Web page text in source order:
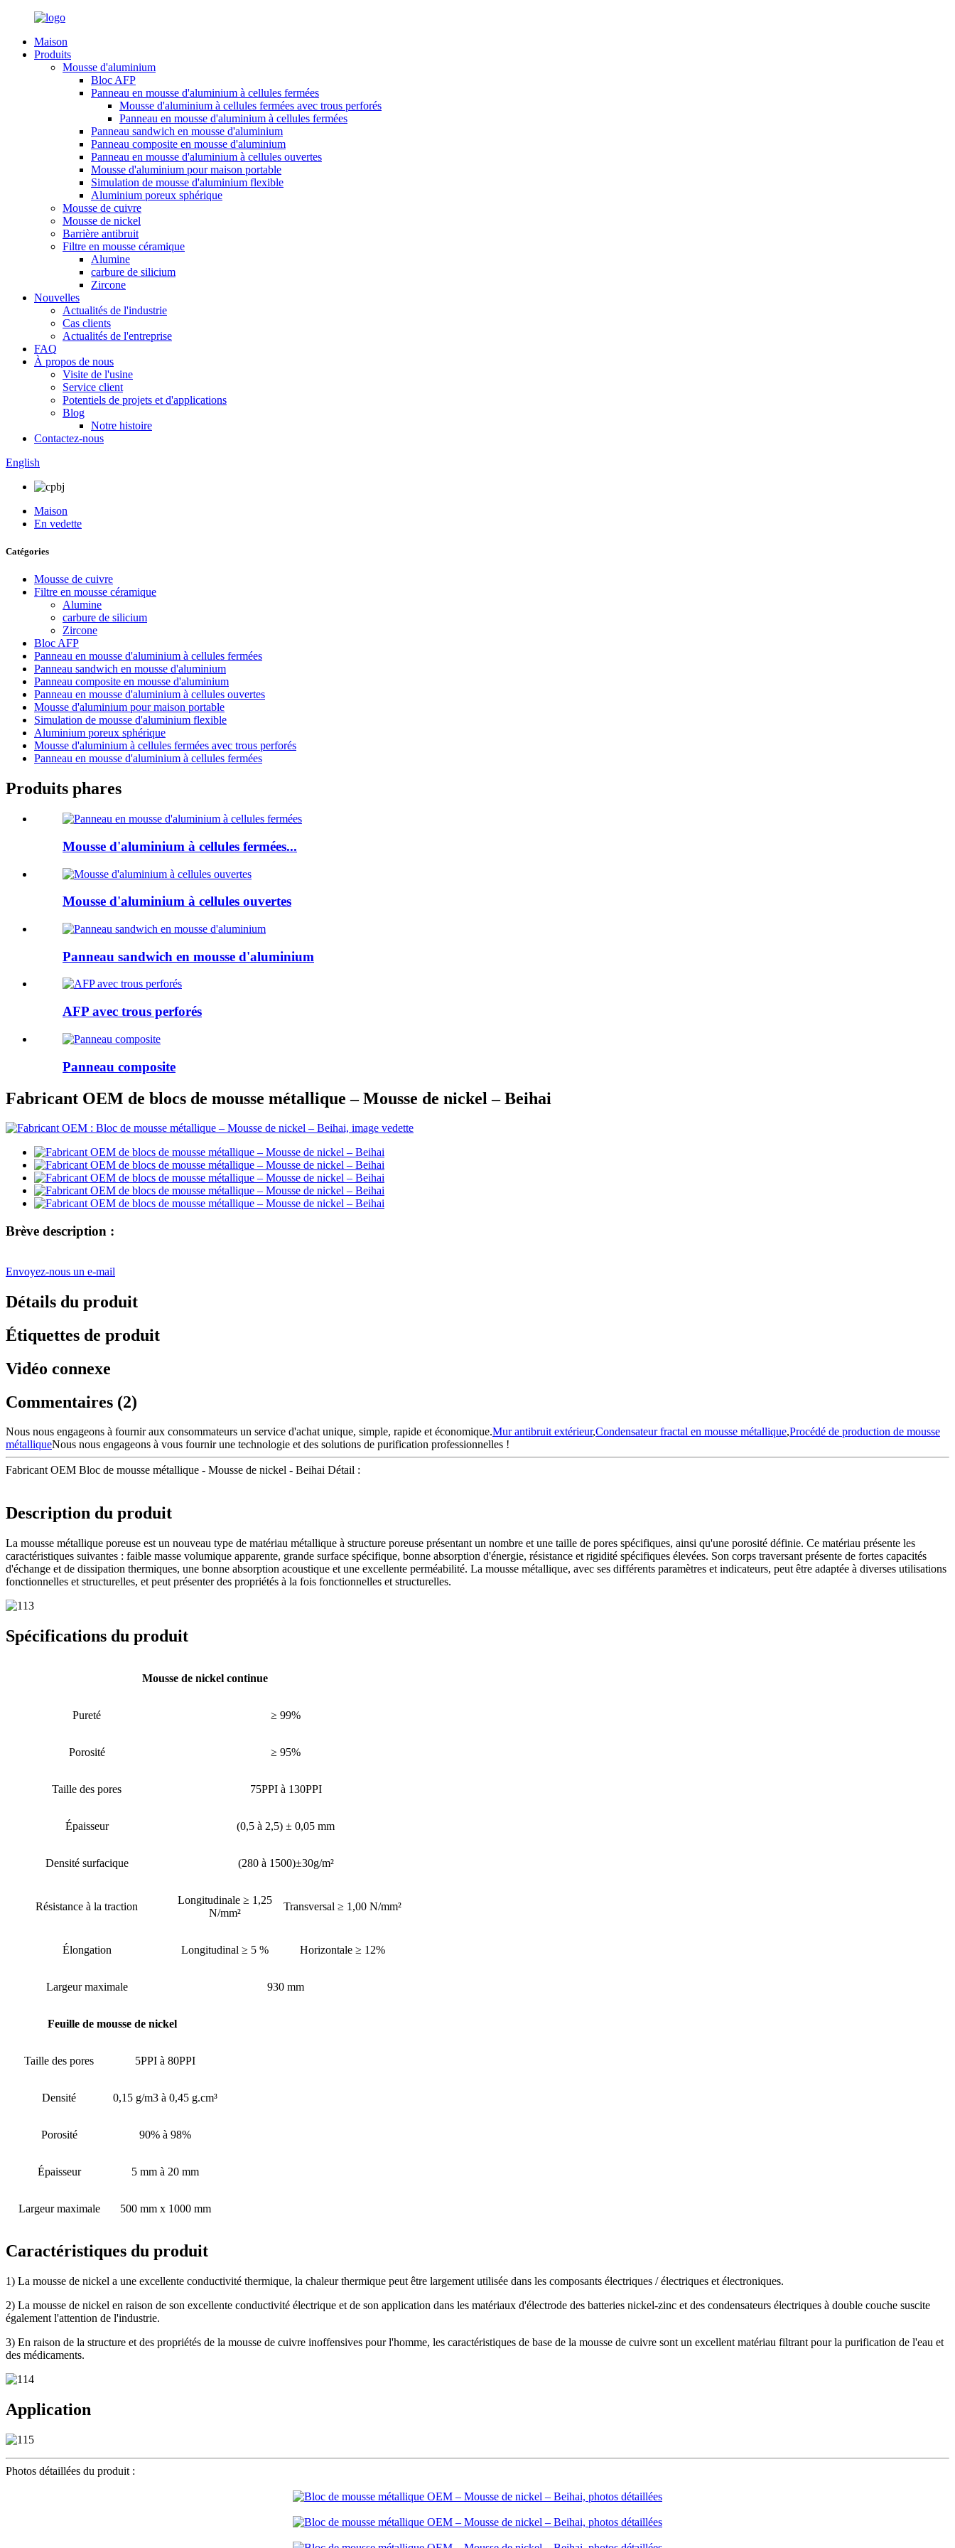
Maison
Produits
Mousse d'aluminium
Bloc AFP
Panneau en mousse d'aluminium à cellules fermées
Mousse d'aluminium à cellules fermées avec trous perforés
Panneau en mousse d'aluminium à cellules fermées
Panneau sandwich en mousse d'aluminium
Panneau composite en mousse d'aluminium
Panneau en mousse d'aluminium à cellules ouvertes
Mousse d'aluminium pour maison portable
Simulation de mousse d'aluminium flexible
Aluminium poreux sphérique
Mousse de cuivre
Mousse de nickel
Barrière antibruit
Filtre en mousse céramique
Alumine
carbure de silicium
Zircone
Nouvelles
Actualités de l'industrie
Cas clients
Actualités de l'entreprise
FAQ
À propos de nous
Visite de l'usine
Service client
Potentiels de projets et d'applications
Blog
Notre histoire
Contactez-nous
English
Maison
En vedette
Catégories
Mousse de cuivre
Filtre en mousse céramique
Alumine
carbure de silicium
Zircone
Bloc AFP
Panneau en mousse d'aluminium à cellules fermées
Panneau sandwich en mousse d'aluminium
Panneau composite en mousse d'aluminium
Panneau en mousse d'aluminium à cellules ouvertes
Mousse d'aluminium pour maison portable
Simulation de mousse d'aluminium flexible
Aluminium poreux sphérique
Mousse d'aluminium à cellules fermées avec trous perforés
Panneau en mousse d'aluminium à cellules fermées
Produits phares
Mousse d'aluminium à cellules fermées...
Mousse d'aluminium à cellules ouvertes
Panneau sandwich en mousse d'aluminium
AFP avec trous perforés
Panneau composite
Fabricant OEM de blocs de mousse métallique – Mousse de nickel – Beihai
Brève description :
Envoyez-nous un e-mail
Détails du produit
Étiquettes de produit
Vidéo connexe
Commentaires (2)
Nous nous engageons à fournir aux consommateurs un service d'achat unique, simple, rapide et économique.Mur antibruit extérieur,Condensateur fractal en mousse métallique,Procédé de production de mousse
métalliqueNous nous engageons à vous fournir une technologie et des solutions de purification professionnelles !
Fabricant OEM Bloc de mousse métallique - Mousse de nickel - Beihai Détail :
Description du produit
La mousse métallique poreuse est un nouveau type de matériau métallique à structure poreuse présentant un nombre et une taille de pores spécifiques, ainsi qu'une porosité définie. Ce matériau présente les
caractéristiques suivantes : faible masse volumique apparente, grande surface spécifique, bonne absorption d'énergie, résistance et rigidité spécifiques élevées. Son corps traversant présente de fortes capacités
d'échange et de dissipation thermiques, une bonne absorption acoustique et une excellente perméabilité. La mousse métallique, avec ses différents paramètres et indicateurs, peut être adaptée à diverses utilisations
fonctionnelles et structurelles, et peut présenter des propriétés à la fois fonctionnelles et structurelles.
Spécifications du produit
Mousse de nickel continue
Pureté ≥ 99%
Porosité ≥ 95%
Taille des pores 75PPI à 130PPI
Épaisseur (0,5 à 2,5) ± 0,05 mm
Densité surfacique (280 à 1500)±30g/m²
Résistance à la traction
Longitudinale ≥ 1,25
N/mm²
Transversal ≥ 1,00 N/mm²
Élongation Longitudinal ≥ 5 % Horizontale ≥ 12%
Largeur maximale 930 mm
Feuille de mousse de nickel
Taille des pores 5PPI à 80PPI
Densité 0,15 g/m3 à 0,45 g.cm³
Porosité 90% à 98%
Épaisseur 5 mm à 20 mm
Largeur maximale 500 mm x 1000 mm
Caractéristiques du produit
1) La mousse de nickel a une excellente conductivité thermique, la chaleur thermique peut être largement utilisée dans les composants électriques / électriques et électroniques.
2) La mousse de nickel en raison de son excellente conductivité électrique et de son application dans les matériaux d'électrode des batteries nickel-zinc et des condensateurs électriques à double couche suscite
également l'attention de l'industrie.
3) En raison de la structure et des propriétés de la mousse de cuivre inoffensives pour l'homme, les caractéristiques de base de la mousse de cuivre sont un excellent matériau filtrant pour la purification de l'eau et
des médicaments.
Application
Photos détaillées du produit :